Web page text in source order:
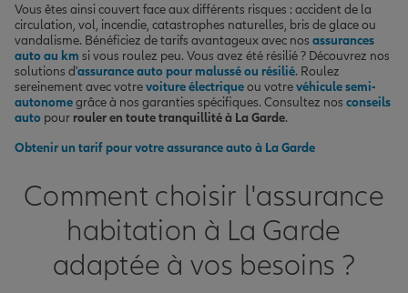
Vous êtes ainsi couvert face aux différents risques : accident de la
circulation, vol, incendie, catastrophes naturelles, bris de glace ou
vandalisme. Bénéficiez de tarifs avantageux avec nos assurances
auto au km si vous roulez peu. Vous avez été résilié ? Découvrez nos
solutions d'assurance auto pour malussé ou résilié. Roulez
sereinement avec votrevoiture électriqueou votrevéhicule semi-
autonomegrâce à nos garanties spécifiques. Consultez nos conseils
auto pour rouler en toute tranquillité à La Garde.
Obtenir un tarif pour votre assurance auto à La Garde
Comment choisir l'assurance
habitation à La Garde
adaptée à vos besoins ?